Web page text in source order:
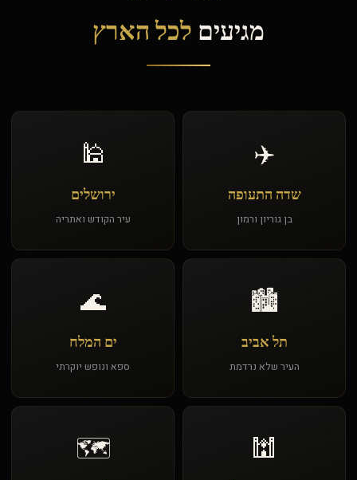
מגיעים לכל הארץ
✈️
שדה התעופה
בן גוריון ורמון
🕌
ירושלים
עיר הקודש ואתריה
🏙️
תל אביב
העיר שלא נרדמת
🌊
ים המלח
ספא ונופש יוקרתי
🕍
🗺️